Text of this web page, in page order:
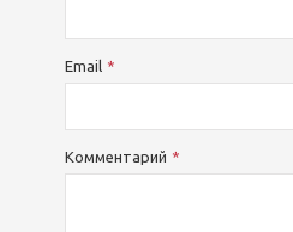
Email
Комментарий